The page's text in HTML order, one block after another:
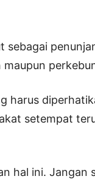
sebagai
harus
setempat
hal ini. Jangan